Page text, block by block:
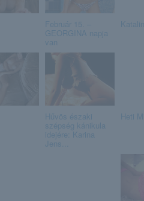
Február 15. –
GEORGINA napja
van
Katalin
Hűvös északi
szépség kánikula
idejére: Karina
Jens...
Heti Mix